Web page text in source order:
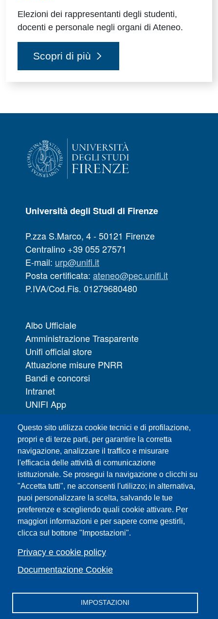
Elezioni dei rappresentanti degli studenti,
docenti e personale negli organi di Ateneo.
Scopri di più
Questo sito utilizza cookie tecnici e di profilazione,
propri e di terze parti, per garantire la corretta
navigazione, analizzare il traffico e misurare
l'efficacia delle attività di comunicazione
istituzionale. Se prosegui la navigazione o clicchi su
"Accetta tutti", ne acconsenti l'utilizzo; in alternativa,
puoi personalizzare la scelta, salvando le tue
preferenze e scegliendo quali cookie attivare. Per
maggiori informazioni e per sapere come gestirli,
clicca sul bottone "Impostazioni".
Privacy e cookie policy
Documentazione Cookie
IMPOSTAZIONI
Università degli Studi di Firenze
P.zza S.Marco, 4 - 50121 Firenze
Centralino +39 055 27571
E-mail: urp@unifi.it
Posta certificata: ateneo@pec.unifi.it
P.IVA/Cod.Fis. 01279680480
Albo Ufficiale
Amministrazione Trasparente
Unifi official store
Attuazione misure PNRR
Bandi e concorsi
Intranet
UNIFI App
URP | Ufficio Relazioni con il Pubblico
Sedi
Mappa del sito
Webmaster e redazione web
Elenco dei siti tematici
Accessibilità
Feed RSS
Note legali del sito
Privacy policy
Cambia idea sui cookie